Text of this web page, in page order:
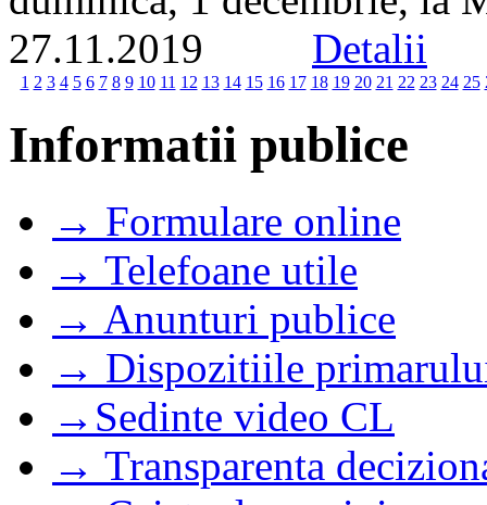
27.11.2019 Detalii
1 2 3 4 5 6 7 8 9 10 11 12 13 14 15 16 17 18 19 20 21 22 23 24 25
Informatii publice
→ Formulare online
→ Telefoane utile
→ Anunturi publice
→ Dispozitiile
→Sedinte video CL
→ Transparenta